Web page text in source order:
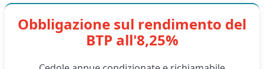
Obbligazione sul rendimento del
BTP all'8,25%